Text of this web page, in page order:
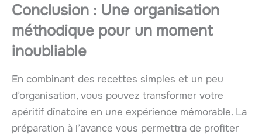
Conclusion : Une organisation
méthodique pour un moment
inoubliable
En combinant des recettes simples et un peu
d’organisation, vous pouvez transformer votre
apéritif dînatoire en une expérience mémorable. La
préparation à l’avance vous permettra de profiter